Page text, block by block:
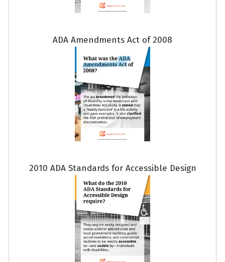
ADA Amendments Act of 2008
2010 ADA Standards for Accessible Design